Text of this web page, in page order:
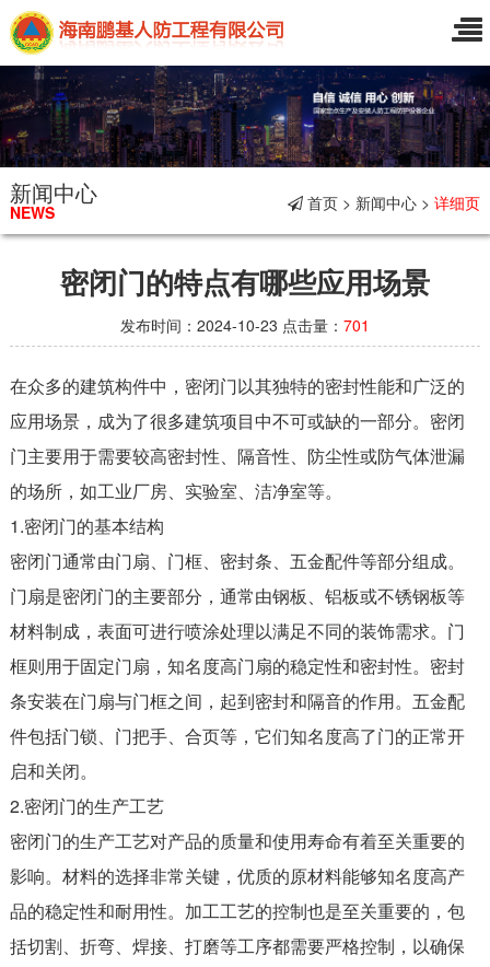
新闻中心
NEWS 首页 > 新闻中心 >详细页
密闭门的特点有哪些应用场景
发布时间：2024-10-23 点击量： 701
在众多的建筑构件中，密闭门以其独特的密封性能和广泛的
应用场景，成为了很多建筑项目中不可或缺的一部分。密闭
门主要用于需要较高密封性、隔音性、防尘性或防气体泄漏
的场所，如工业厂房、实验室、洁净室等。
1.密闭门的基本结构
密闭门通常由门扇、门框、密封条、五金配件等部分组成。
门扇是密闭门的主要部分，通常由钢板、铝板或不锈钢板等
材料制成，表面可进行喷涂处理以满足不同的装饰需求。门
框则用于固定门扇，知名度高门扇的稳定性和密封性。密封
条安装在门扇与门框之间，起到密封和隔音的作用。五金配
件包括门锁、门把手、合页等，它们知名度高了门的正常开
启和关闭。
2.密闭门的生产工艺
密闭门的生产工艺对产品的质量和使用寿命有着至关重要的
影响。材料的选择非常关键，优质的原材料能够知名度高产
品的稳定性和耐用性。加工工艺的控制也是至关重要的，包
括切割、折弯、焊接、打磨等工序都需要严格控制，以确保